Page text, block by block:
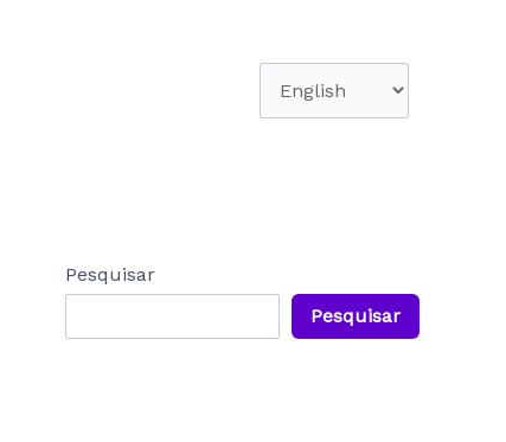
Pesquisar
Pesquisar